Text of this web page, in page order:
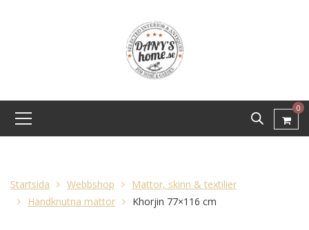
0
Startsida Webbshop
Mattor, skinn & textilier
Handknutna mattor
Khorjin 77×116 cm